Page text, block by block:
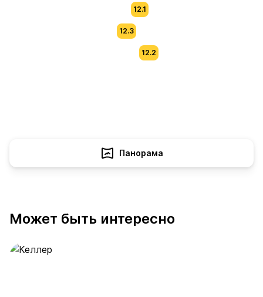
12.1
12.2
12.3
Панорама
Может быть интересно